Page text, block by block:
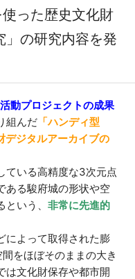
った歴史文化財
」の研究内容を発
動プロジェクトの成果
組んだ 「ハンディ型
デジタルアーカイブの
ている高精度な3次元点
ある駿府城の形状や空
という、非常に先進的
によって取得された膨
をほぼそのままの大き
は文化財保存や都市開